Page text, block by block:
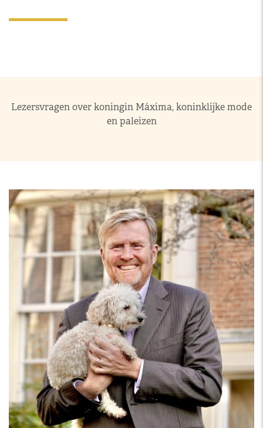
Lezersvragen over koningin Máxima, koninklijke mode
en paleizen